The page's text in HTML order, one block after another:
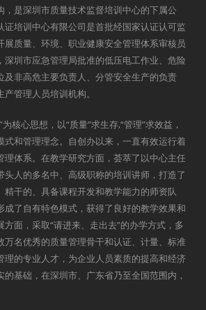
，是深圳市质量技术监督培训中心的下属公
证培训中心有限公司是首批经国家认证认可监
展质量、环境、职业健康安全管理体系审核员
深圳市应急管理局批准的低压电工作业、危险
及非高危主要负责人、分管安全生产的负责
管理人员培训机构。
核心思想，以“质量”求生存,“管理”求效益，
式和管理理念。自创办以来，一直有效运行着
理体系。在教学研究方面，荟萃了以中心主任
头人的多名中、高级职称的培训讲师，打造了
精干的、具备课程开发和教学能力的师资队
成了自有特色模式，获得了良好的教学效果和
面，采取“请进来、走出去”的办学方式，多
万名优秀的质量管理骨干和认证、计量、标准
理的专业人才，为企业人员素质的提高和经济
基础，在深圳市、广东省乃至全国范围内，